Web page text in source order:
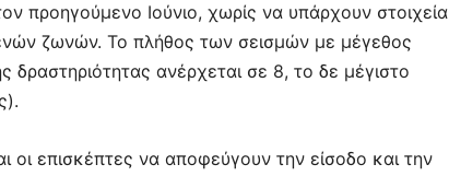
προηγούμενο Ιούνιο, χωρίς να υπάρχουν στοιχεία
ζωνών. Το πλήθος των σεισμών με μέγεθος
ανέρχεται σε 8, το δε μέγιστο
οι επισκέπτες να αποφεύγουν την είσοδο και την